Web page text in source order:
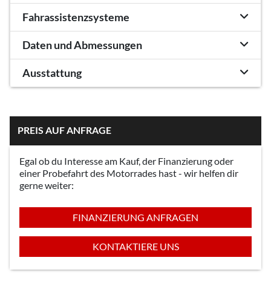
Fahrassistenzsysteme
Daten und Abmessungen
Ausstattung
PREIS AUF ANFRAGE
Egal ob du Interesse am Kauf, der Finanzierung oder
einer Probefahrt des Motorrades hast - wir helfen dir
gerne weiter:
FINANZIERUNG ANFRAGEN
KONTAKTIERE UNS